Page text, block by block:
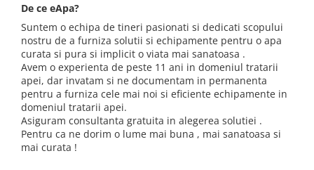
Microfiltrare
Ultrafiltrare
Sterilizare cu UV
Dozatoare
Osmoza inversa
Sisteme fara pompa de presiune
Sisteme cu pompa de presiune
De ce eApa?
Suntem o echipa de tineri pasionati si dedicati scopului
nostru de a furniza solutii si echipamente pentru o apa
curata si pura si implicit o viata mai sanatoasa .
Avem o experienta de peste 11 ani in domeniul tratarii
apei, dar invatam si ne documentam in permanenta
pentru a furniza cele mai noi si eficiente echipamente in
domeniul tratarii apei.
Asiguram consultanta gratuita in alegerea solutiei .
Pentru ca ne dorim o lume mai buna , mai sanatoasa si
mai curata !